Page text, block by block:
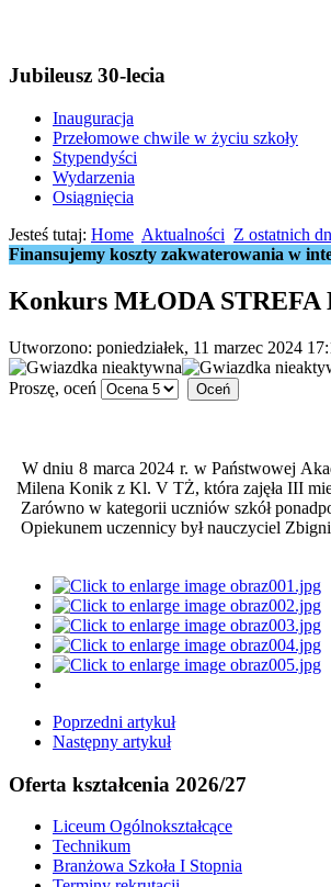
Jubileusz 30-lecia
Inauguracja
Przełomowe chwile w życiu szkoły
Stypendyści
Wydarzenia
Osiągnięcia
Jesteś tutaj: Home Aktualności Z ostatnich
Finansujemy koszty zakwaterowania w
Konkurs MŁODA STREFA
Utworzono: poniedziałek, 11 marzec 2024
Proszę, oceń
W dniu 8 marca 2024 r. w Państwowej
Milena Konik z Kl. V TŻ, która zajęła III
Zarówno w kategorii uczniów szkół
Opiekunem uczennicy był nauczyciel
Poprzedni artykuł
Następny artykuł
Oferta kształcenia 2026/27
Liceum Ogólnokształcące
Technikum
Branżowa Szkoła I Stopnia